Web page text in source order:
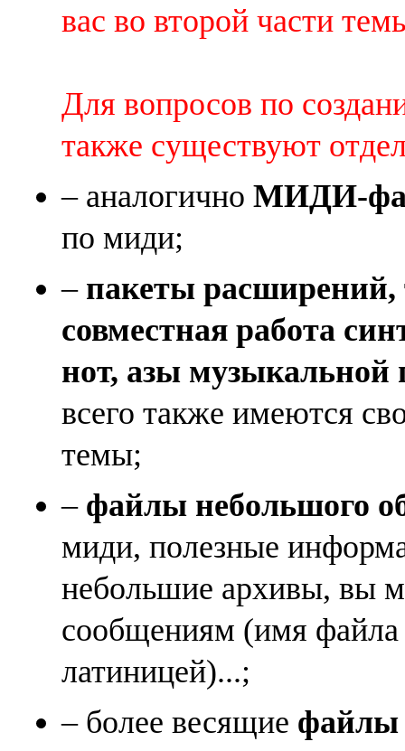
вас во второй части
Для вопросов по
также существуют
– аналогично МИДИ-
по миди;
– пакеты
совместная работа
нот, азы музыкальной
всего также имеются
темы;
– файлы небольшого
миди, полезные
небольшие архивы, вы
сообщениям (имя
латиницей)...;
– более весящие файлы